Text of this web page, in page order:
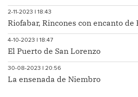
2-11-2023 | 18:43
Riofabar, Rincones con encanto de
4-10-2023 | 18:47
El Puerto de San Lorenzo
30-08-2023 | 20:56
La ensenada de Niembro